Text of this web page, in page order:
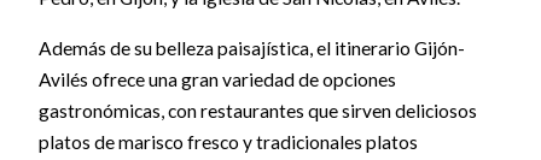
Además de su belleza paisajística, el itinerario Gijón-
Avilés ofrece una gran variedad de opciones
gastronómicas, con restaurantes que sirven deliciosos
platos de marisco fresco y tradicionales platos